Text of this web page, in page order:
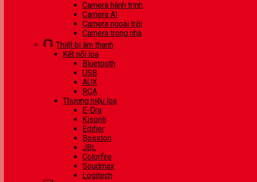
Camera hành trình
Camera AI
Camera ngoài trời
Camera trong nhà
Thiết bị âm thanh
Kết nối loa
Bluetooth
USB
AUX
RCA
Thương hiệu loa
E-Dra
Kisonli
Edifier
Bosston
JBL
Colorfire
Soudmax
Logitech